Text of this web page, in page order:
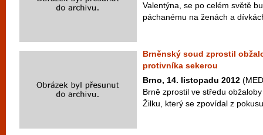
Valentýna, se po celém světě
páchanému na ženách a
Brněnský soud zprostil
protivníka sekerou
Brno, 14. listopadu 2012
Brně zprostil ve středu
Žilku, který se zpovídal z